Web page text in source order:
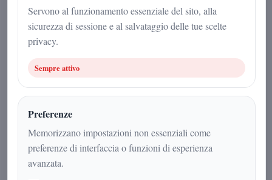
Servono al funzionamento essenziale del sito, alla
sicurezza di sessione e al salvataggio delle tue scelte
privacy.
Sempre attivo
Preferenze
Memorizzano impostazioni non essenziali come
preferenze di interfaccia o funzioni di esperienza
avanzata.